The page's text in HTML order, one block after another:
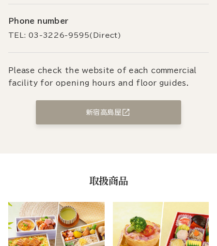
Phone number
TEL: 03-3226-9595(Direct)
Please check the website of each commercial
facility for opening hours and floor guides.
新宿高島屋
取扱商品